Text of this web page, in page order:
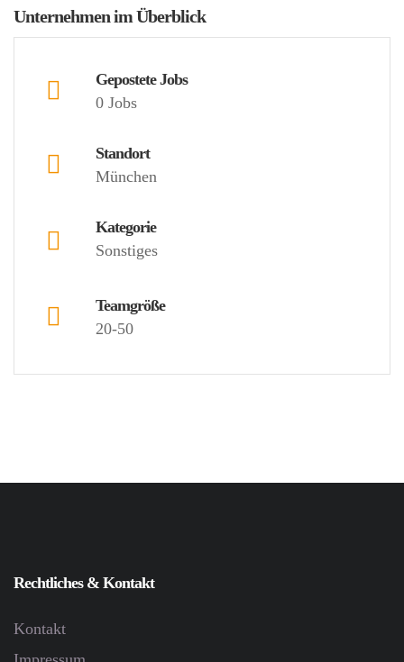
Unternehmen im Überblick
Gepostete Jobs
0 Jobs
Standort
München
Kategorie
Sonstiges
Teamgröße
20-50
Rechtliches & Kontakt
Kontakt